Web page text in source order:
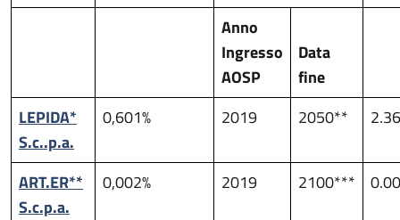
Anno
Ingresso
AOSP
Data
fine
LEPIDA*
S.c..p.a.
0,601% 2019 2050**
ART.ER**
S.c.p.a.
0,002% 2019 2100*** 0.00